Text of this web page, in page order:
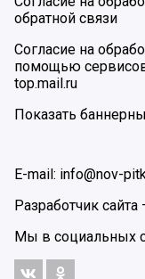
обратной связи
Согласие на
помощью сервисов
top.mail.ru
Показать
E-mail: info@nov-
Разработчик сайта
Мы в социальных